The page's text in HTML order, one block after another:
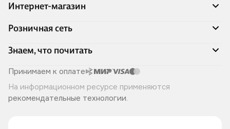
Интернет-магазин
Акции
Доставка и оплата
Программа лояльности
Подарочные сертификаты
Правила продажи
Политика конфиденциальности
Розничная сеть
Адреса магазинов
Книжный Дозор
О компании
Читай-город для бизнеса
Хотите у нас работать?
Знаем, что почитать
Скоро в продаже
Лучшие из лучших
Читай-журнал
Принимаем к оплате
На информационном ресурсе применяются
рекомендательные технологии.